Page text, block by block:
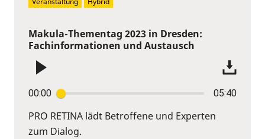
Makula-Thementag 2023 in Dresden:
Fachinformationen und Austausch
00:00 05:40
PRO RETINA lädt Betroffene und Experten
zum Dialog.